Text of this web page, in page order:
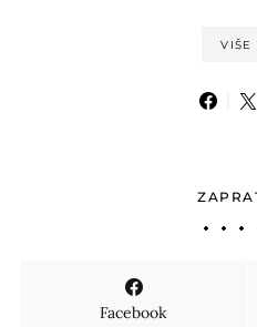
VIŠE
Facebook